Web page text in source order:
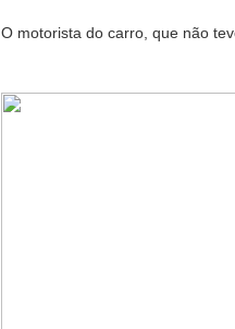
O motorista do carro, que não